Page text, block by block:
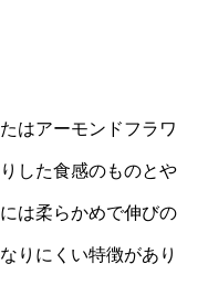
はアーモンドフラワ
した食感のものとや
は柔らかめで伸びの
りにくい特徴があり